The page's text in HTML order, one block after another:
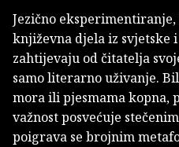
Jezično
književna djela iz svjetske
zahtijevaju od čitatelja
samo literarno uživanje.
mora ili pjesmama kopna,
važnost posvećuje
poigrava se brojnim